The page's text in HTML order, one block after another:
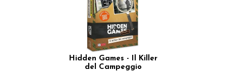
Hidden Games - Il Killer
del Campeggio